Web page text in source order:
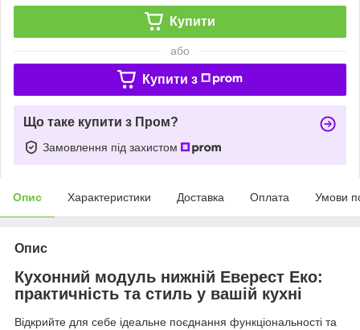
Купити
або
Купити з
Що таке купити з Пром?
Замовлення під захистом
Опис Характеристики Доставка Оплата Умови
Опис
Кухонний модуль нижній Еверест Еко:
практичність та стиль у вашій кухні
Відкрийте для себе ідеальне поєднання функціональності та